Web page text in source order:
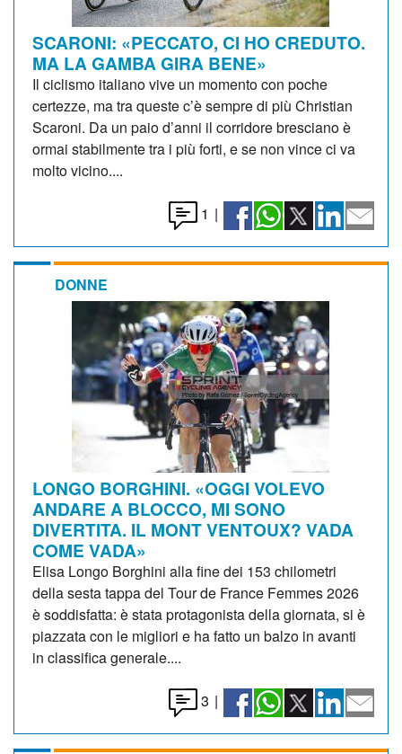
SCARONI: «PECCATO, CI HO CREDUTO.
MA LA GAMBA GIRA BENE»
Il ciclismo italiano vive un momento con poche
certezze, ma tra queste c’è sempre di più Christian
Scaroni. Da un paio d’anni il corridore bresciano è
ormai stabilmente tra i più forti, e se non vince ci va
molto vicino....
1 |
DONNE
LONGO BORGHINI. «OGGI VOLEVO
ANDARE A BLOCCO, MI SONO
DIVERTITA. IL MONT VENTOUX? VADA
COME VADA»
Elisa Longo Borghini alla fine dei 153 chilometri
della sesta tappa del Tour de France Femmes 2026
è soddisfatta: è stata protagonista della giornata, si è
piazzata con le migliori e ha fatto un balzo in avanti
in classifica generale....
3 |